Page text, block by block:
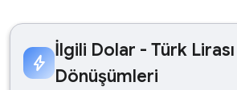
bolt
İlgili Dolar - Türk Lirası
Dönüşümleri